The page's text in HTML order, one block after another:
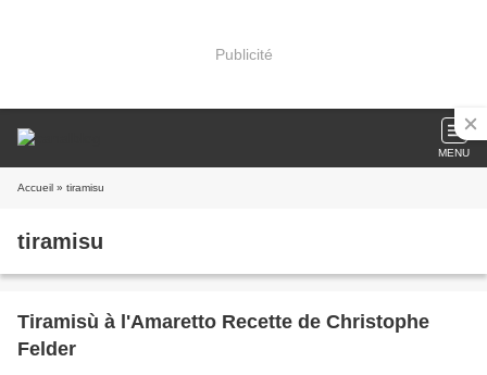
Publicité
MENU
Accueil » tiramisu
tiramisu
Tiramisù à l'Amaretto Recette de Christophe
Felder